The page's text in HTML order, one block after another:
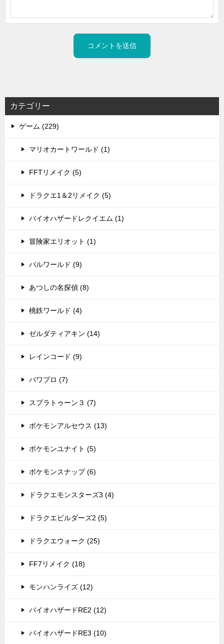
カテゴリー
ゲーム (229)
マリオカートワールド (1)
FFTリメイク (5)
ドラクエ1＆2リメイク (5)
バイオハザードレクイエム (1)
冒険家エリオット (1)
パルワールド (9)
あつしの名探偵 (8)
桃鉄ワールド (4)
ゼルダティアキン (14)
レインコード (9)
パワプロ (7)
スプラトゥーン３ (7)
ポケモンアルセウス (13)
ポケモンユナイト (5)
ポケモンスナップ (6)
ドラクエモンスターズ3 (4)
ドラクエビルダーズ2 (5)
ドラクエウォーク (25)
FF7リメイク (18)
モンハンライズ (12)
バイオハザードRE2 (12)
バイオハザードRE3 (10)